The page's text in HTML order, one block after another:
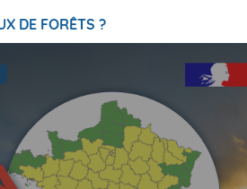
DE FORÊTS ?